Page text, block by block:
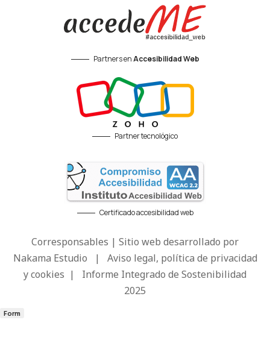
Partners enAccesibilidad Web
Partner tecnológico
Certificado accesibilidad web
Corresponsables | Sitio web desarrollado por
Nakama Estudio | Aviso legal, política de privacidad
y cookies | Informe Integrado de Sostenibilidad
2025
Form